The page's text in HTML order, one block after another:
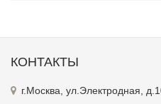
КОНТАКТЫ
г.Москва, ул.Электродная,